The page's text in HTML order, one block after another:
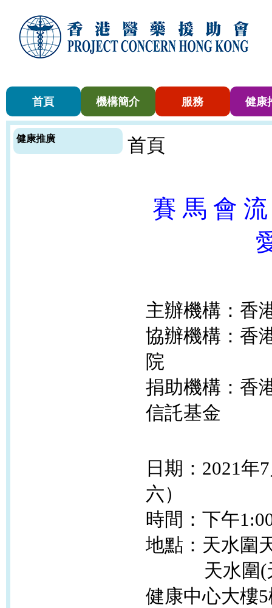
首頁 機構簡介 服務 健康
健康推廣 首頁
賽 馬 會
主辦機構：香
協辦機構：香
院
捐助機構：香
信託基金
日期：2021年
六）
時間：下午
地點： 天水圍
天水圍(天
健康中心大樓